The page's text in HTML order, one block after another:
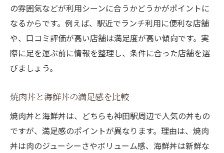
の雰囲気などが利用シーンに合うかどうかがポイントに
なるからです。例えば、駅近でランチ利用に便利な店舗
や、口コミ評価が高い店舗は満足度が高い傾向です。実
際に足を運ぶ前に情報を整理し、条件に合った店舗を選
びましょう。
焼肉丼と海鮮丼の満足感を比較
焼肉丼と海鮮丼は、どちらも神田駅周辺で人気の丼もの
ですが、満足感のポイントが異なります。理由は、焼肉
丼は肉のジューシーさやボリューム感、海鮮丼は新鮮な